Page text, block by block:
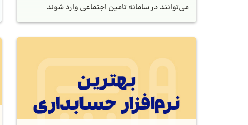
می‌توانند در سامانه تامین اجتماعی وارد شوند